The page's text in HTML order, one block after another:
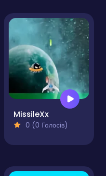
MissileXx
0 (0 Голосів)